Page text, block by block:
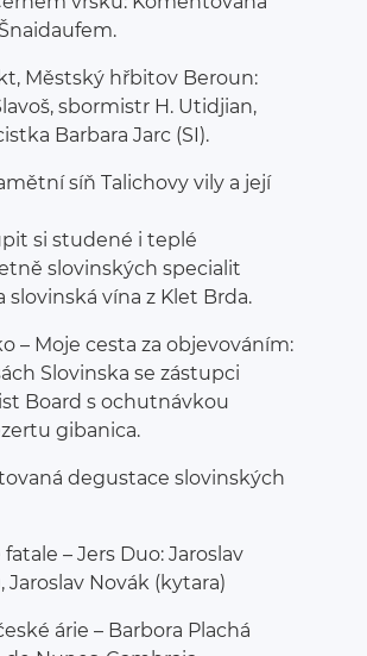
Městský hřbitov Beroun:
sbormistr H. Utidjian,
Barbara Jarc (SI).
síň Talichovy vily a její
si studené i teplé
slovinských specialit
slovinská vína z Klet Brda.
– Moje cesta za objevováním:
Slovinska se zástupci
Board s ochutnávkou
gibanica.
degustace slovinských
– Jers Duo: Jaroslav
Jaroslav Novák (kytara)
árie – Barbora Plachá